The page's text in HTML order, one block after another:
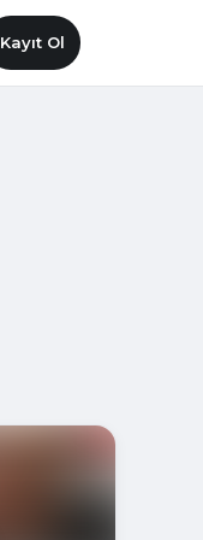
Kayıt Ol